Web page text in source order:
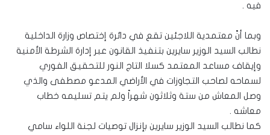
فيه .
وبما أنَّ معتمدية اللاجئين تقع في دائرة إختصاص وزارة الداخلية
نطالب السيد الوزير سايرين بتنفيذ القانون عبر إدارة الشرطة الأمنية
وإيقاف مساعد المعتمد كسلا التاج النور للتحقيق الفوري
لسماحه لصاحب التجاوزات في الأراضي المدعو مصطفى والذي
وصل المعاش من ستة وثلاثون شهراً ولم يتم تسليمه خطاب
معاشه .
كما نطالب السيد الوزير سايرين بإنزال توصيات لجنة اللواء سامي